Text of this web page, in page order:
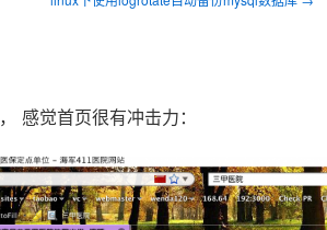
， 感觉首页很有冲击力：